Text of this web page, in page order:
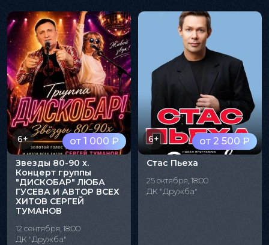
от 1 000 ₽
6+
Звезды 80-90 х.
Концерт группы
"ДИСКОБАР" ЛЮБА
ГУСЕВА И АВТОР ВСЕХ
ХИТОВ СЕРГЕЙ
ТУМАНОВ
12 сентября, 18:00
ДК "Дружба"
от 2 500 ₽
6+
Стас Пьеха
25 октября, 18:00
ДК "Дружба"